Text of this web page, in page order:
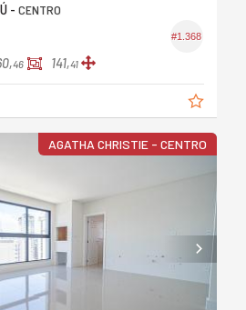
#1.368
- CENTRO
46 141,41
AGATHA CHRISTIE - CENTRO